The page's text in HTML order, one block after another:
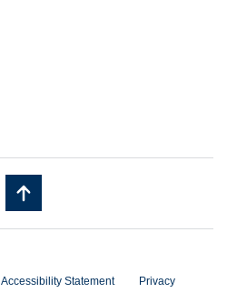
Accessibility Statement Privacy